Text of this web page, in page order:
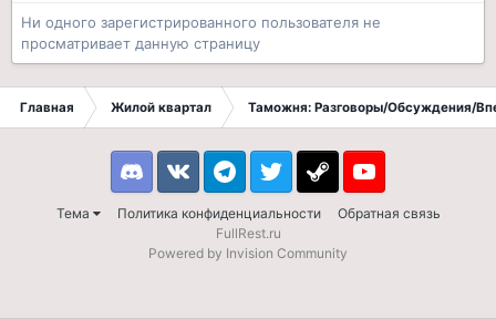
Ни одного зарегистрированного пользователя не
просматривает данную страницу
Главная Жилой квартал Таможня: Разговоры/Обсуждения/
Тема Политика конфиденциальности Обратная связь
DiscordVK TelegramTwitter Steam Youtube
FullRest.ru
Powered by Invision Community